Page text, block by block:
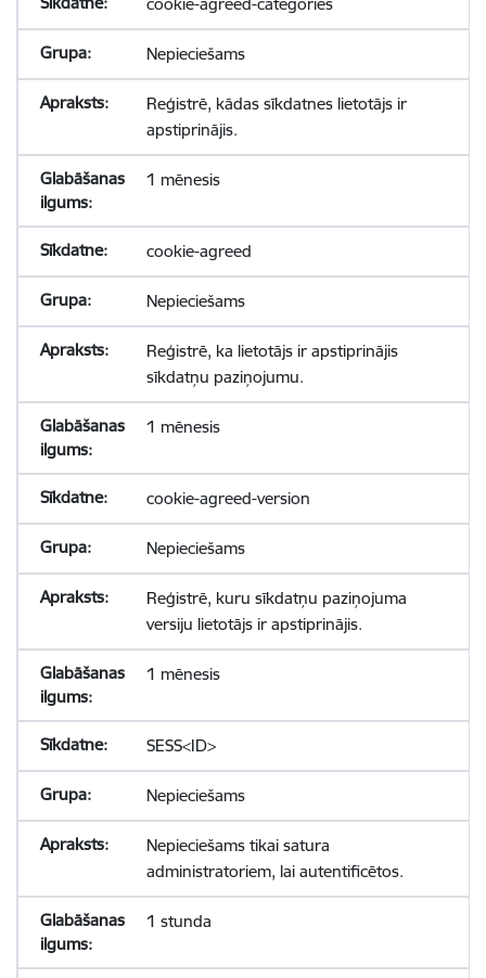
Nepieciešams
Reģistrē, kādas sīkdatnes lietotājs ir
apstiprinājis.
1 mēnesis
cookie-agreed
Nepieciešams
Reģistrē, ka lietotājs ir apstiprinājis
sīkdatņu paziņojumu.
1 mēnesis
cookie-agreed-version
Nepieciešams
Reģistrē, kuru sīkdatņu paziņojuma
versiju lietotājs ir apstiprinājis.
1 mēnesis
SESS<ID>
Nepieciešams
Nepieciešams tikai satura
administratoriem, lai autentificētos.
1 stunda